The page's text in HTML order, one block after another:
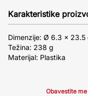
Karakteristike
Dimenzije: Ø 6.3 x 23.5
Težina: 238 g
Materijal: Plastika
Obavestite